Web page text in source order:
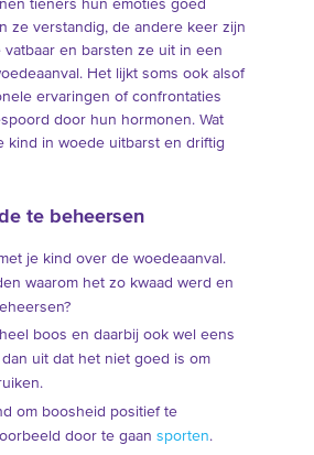
tieners hun emoties goed
ze verstandig, de andere keer zijn
en barsten ze uit in een
Het lijkt soms ook alsof
ervaringen of confrontaties
door hun hormonen. Wat
kind in woede uitbarst en driftig
te beheersen
je kind over de woedeaanval.
waarom het zo kwaad werd en
boos en daarbij ook wel eens
uit dat het niet goed is om
om boosheid positief te
door te gaan sporten.